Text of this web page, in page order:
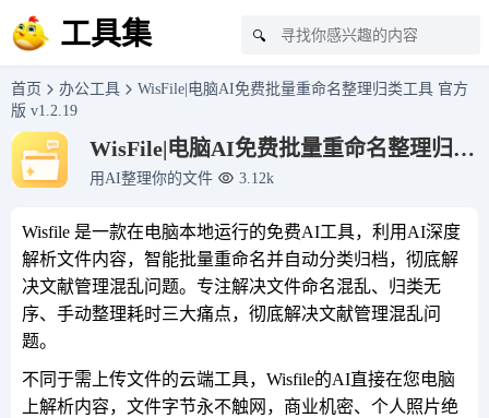
工具集 🔍
首页 办公工具
WisFile|电脑AI免费批量重命名整理归类工具 官方
版 v1.2.19
WisFile|电脑AI免费批量重命名整理归类
工具 官方版 v1.2.19
用AI整理你的文件 3.12k
Wisfile 是一款在电脑本地运行的免费AI工具，利用AI深度
解析文件内容，智能批量重命名并自动分类归档，彻底解
决文献管理混乱问题。专注解决文件命名混乱、归类无
序、手动整理耗时三大痛点，彻底解决文献管理混乱问
题。
不同于需上传文件的云端工具，Wisfile的AI直接在您电脑
上解析内容，文件字节永不触网，商业机密、个人照片绝